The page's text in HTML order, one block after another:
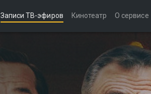
Записи ТВ-эфиров Кинотеатр О сервисе